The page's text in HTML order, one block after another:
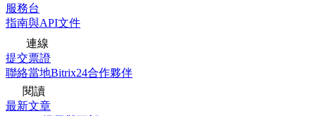
服務台
指南與API文件
連線
提交票證
聯絡當地Bitrix24合作夥伴
閱讀
最新文章